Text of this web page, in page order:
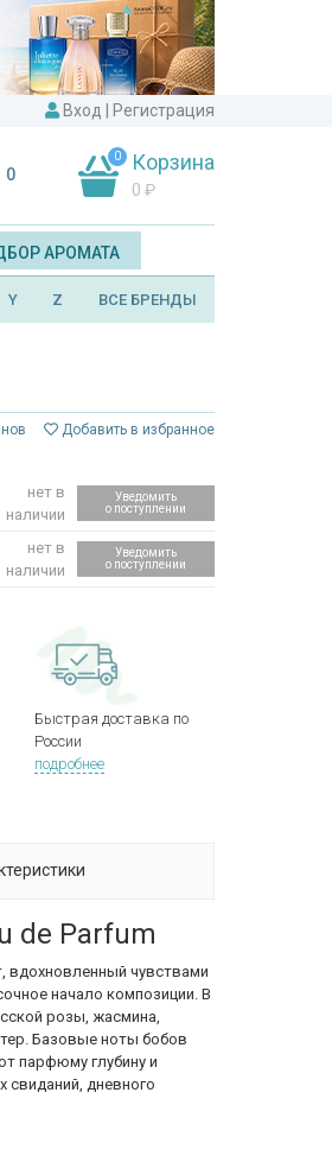
Вход Регистрация
0
0 Корзина
0 ₽
АРОМАТА
Y Z ВСЕ БРЕНДЫ
Добавить в избранное
нет в
наличии
Уведомить
о поступлении
нет в
наличии
Уведомить
о поступлении
Быстрая доставка по
России
подробнее
de Parfum
вдохновленный чувствами
начало композиции. В
розы, жасмина,
Базовые ноты бобов
парфюму глубину и
свиданий, дневного